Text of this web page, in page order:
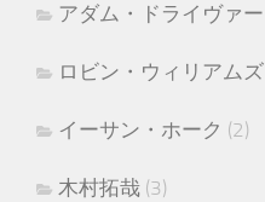
アダム・ドライヴァー
ロビン・ウィリアムズ
イーサン・ホーク (2)
木村拓哉 (3)